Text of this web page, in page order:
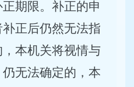
期限。补正的申
正后仍然无法指
本机关将视情与
无法确定的，本